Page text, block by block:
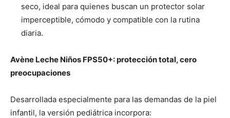
seco, ideal para quienes buscan un protector solar
imperceptible, cómodo y compatible con la rutina
diaria.
Avène Leche Niños FPS50+: protección total, cero
preocupaciones
Desarrollada especialmente para las demandas de la piel
infantil, la versión pediátrica incorpora: